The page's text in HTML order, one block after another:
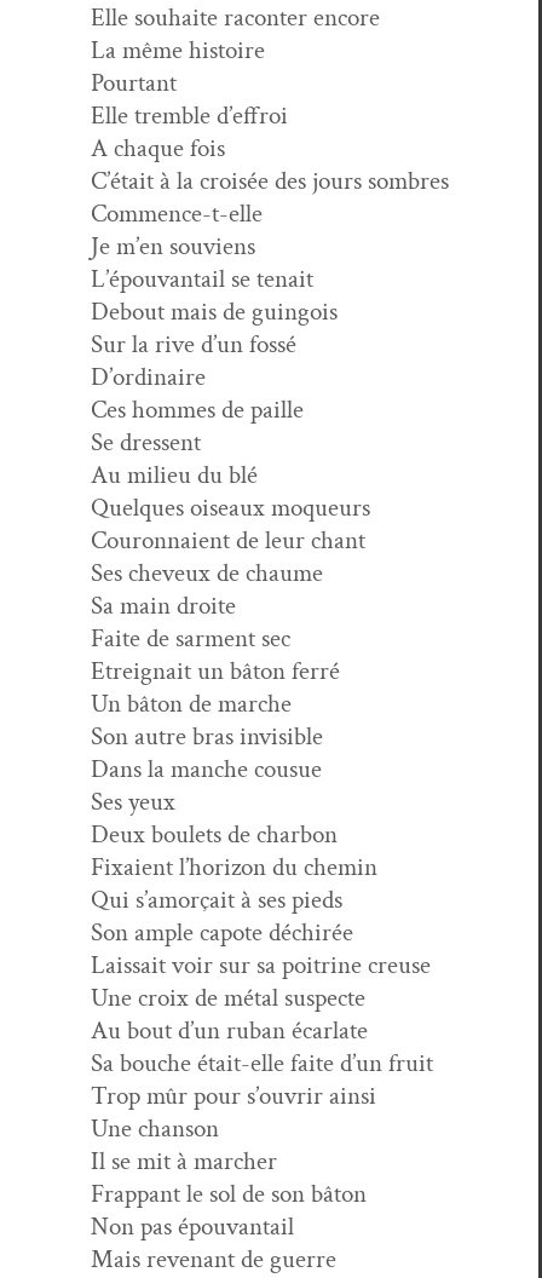
Elle souhaite racon­ter encore
La même histoire
Pourtant
Elle trem­ble d’effroi
A chaque fois
C’était à la croisée des jours sombres
Commence-t-elle
Je m’en souviens
L’épouvantail se tenait
Debout mais de guingois
Sur la rive d’un fossé
D’ordinaire
Ces hommes de paille
Se dressent
Au milieu du blé
Quelques oiseaux moqueurs
Couron­naient de leur chant
Ses cheveux de chaume
Sa main droite
Faite de sar­ment sec
Etreignait un bâton ferré
Un bâton de marche
Son autre bras invisible
Dans la manche cousue
Ses yeux
Deux boulets de charbon
Fix­aient l’horizon du chemin
Qui s’amorçait à ses pieds
Son ample capote déchirée
Lais­sait voir sur sa poitrine creuse
Une croix de métal suspecte
Au bout d’un ruban écarlate
Sa bouche était-elle faite d’un fruit
Trop mûr pour s’ouvrir ainsi
Une chanson
Il se mit à marcher
Frap­pant le sol de son bâton
Non pas épouvantail
Mais revenant de guerre